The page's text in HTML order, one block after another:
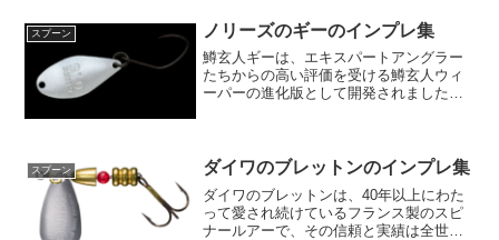
ールを最小限に抑えたタイトロールを持
つことが特徴です。これによ...
スプーン ノリーズのギーのインプレ集
鱒玄人ギーは、エキスパートアングラー
たちからの高い評価を受ける鱒玄人ウィ
ーパーの進化版として開発されました。
な“ウィーパーアクション...
スプーン ダイワのブレットンのインプレ集
ダイワのブレットンは、40年以上にわた
って愛され続けているフランス製のスピ
ナールアーで、その信頼と実績は全世界